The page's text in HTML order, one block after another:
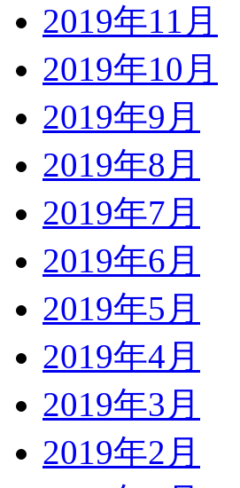
2019年11月
2019年10月
2019年9月
2019年8月
2019年7月
2019年6月
2019年5月
2019年4月
2019年3月
2019年2月